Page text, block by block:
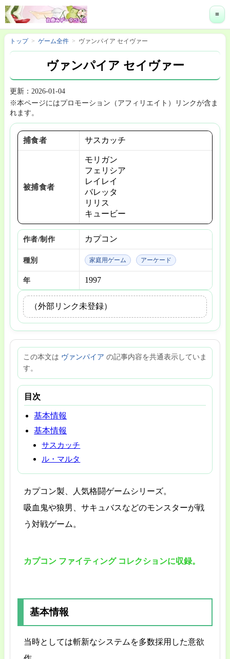
≡
トップ ゲーム全件 ヴァンパイア セイヴァー
ヴァンパイア セイヴァー
更新：2026-01-04
※本ページにはプロモーション（アフィリエイト）リンクが含ま
れます。
（外部リンク未登録）
捕食者 サスカッチ
被捕食者
モリガン
フェリシア
レイレイ
バレッタ
リリス
キュービー
作者/制作 カプコン
種別 家庭用ゲーム アーケード
年 1997
この本文は ヴァンパイア の記事内容を共通表示していま
す。
目次
基本情報
基本情報
サスカッチ
ル・マルタ
カプコン製、人気格闘ゲームシリーズ。
吸血鬼や狼男、サキュバスなどのモンスターが戦
う対戦ゲーム。
カプコン ファイティング コレクションに収録。
基本情報
当時としては斬新なシステムを多数採用した意欲